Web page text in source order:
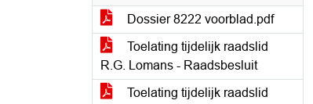
Dossier 8222 voorblad.pdf
Toelating tijdelijk raadslid
R.G. Lomans - Raadsbesluit
Toelating tijdelijk raadslid